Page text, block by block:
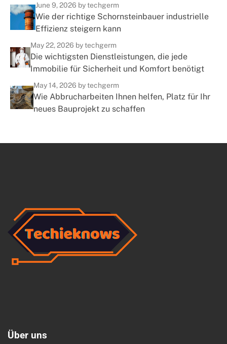
June 9, 2026 by techgerm
Wie der richtige Schornsteinbauer industrielle
Effizienz steigern kann
May 22, 2026 by techgerm
Die wichtigsten Dienstleistungen, die jede
Immobilie für Sicherheit und Komfort benötigt
May 14, 2026 by techgerm
Wie Abbrucharbeiten Ihnen helfen, Platz für Ihr
neues Bauprojekt zu schaffen
Über uns